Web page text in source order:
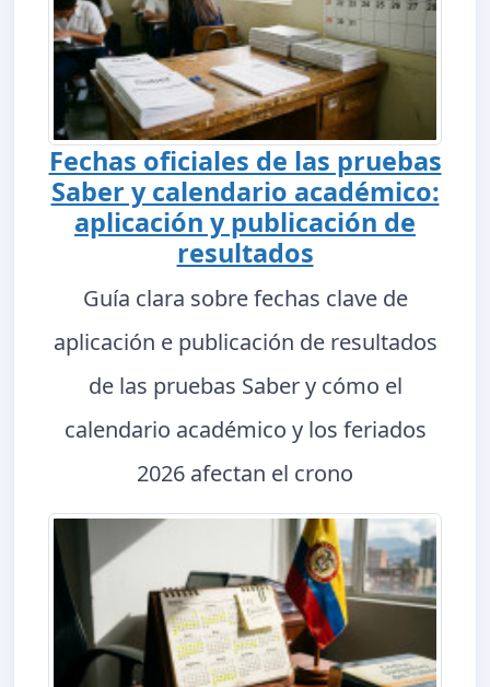
Fechas oficiales de las pruebas
Saber y calendario académico:
aplicación y publicación de
resultados
Guía clara sobre fechas clave de
aplicación e publicación de resultados
de las pruebas Saber y cómo el
calendario académico y los feriados
2026 afectan el crono